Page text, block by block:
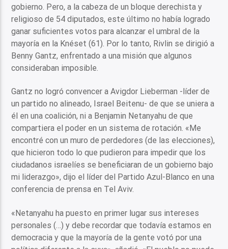
gobierno. Pero, a la cabeza de un bloque derechista y
religioso de 54 diputados, este último no había logrado
ganar suficientes votos para alcanzar el umbral de la
mayoría en la Knéset (61). Por lo tanto, Rivlin se dirigió a
Benny Gantz, enfrentado a una misión que algunos
consideraban imposible.
Gantz no logró convencer a Avigdor Lieberman -líder de
un partido no alineado, Israel Beitenu- de que se uniera a
él en una coalición, ni a Benjamin Netanyahu de que
compartiera el poder en un sistema de rotación. «Me
encontré con un muro de perdedores (de las elecciones),
que hicieron todo lo que pudieron para impedir que los
ciudadanos israelíes se beneficiaran de un gobierno bajo
mi liderazgo», dijo el líder del Partido Azul-Blanco en una
conferencia de prensa en Tel Aviv.
«Netanyahu ha puesto en primer lugar sus intereses
personales (…) y debe recordar que todavía estamos en
democracia y que la mayoría de la gente votó por una